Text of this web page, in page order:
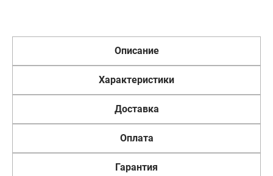
Описание
Характеристики
Доставка
Оплата
Гарантия